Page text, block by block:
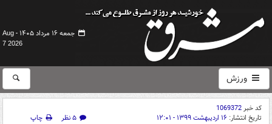
جمعه ۱۶ مرداد ۱۴۰۵ -
Aug
7 2026
ورزش
کد خبر1069372
تاریخ انتشار: ۱۶ اردیبهشت ۱۳۹۹ - ۱۲:۰۱ ۵ نظر
چاپ